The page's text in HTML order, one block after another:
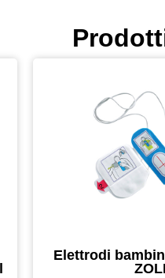
Elettrodi